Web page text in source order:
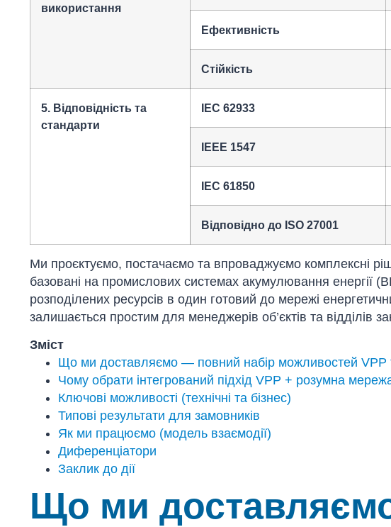
використання
Ефективність
Стійкість
5. Відповідність та
стандарти
IEC 62933
IEEE 1547
IEC 61850
Відповідно до ISO 27001
Ми проєктуємо, постачаємо та впроваджуємо комплексні
базовані на промислових системах акумулювання енергії
розподілених ресурсів в один готовий до мережі
залишається простим для менеджерів об’єктів та відділів
Зміст
Що ми доставляємо — повний набір можливостей VPP
Чому обрати інтегрований підхід VPP + розумна
Ключові можливості (технічні та бізнес)
Типові результати для замовників
Як ми працюємо (модель взаємодії)
Диференціатори
Заклик до дії
Що ми